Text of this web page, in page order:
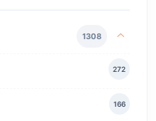
1308
272
166